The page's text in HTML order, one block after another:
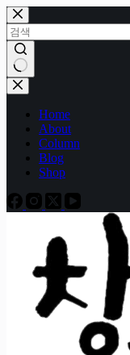
본
문
으
로
건
너
결
Home
About
Column
Blog
Shop